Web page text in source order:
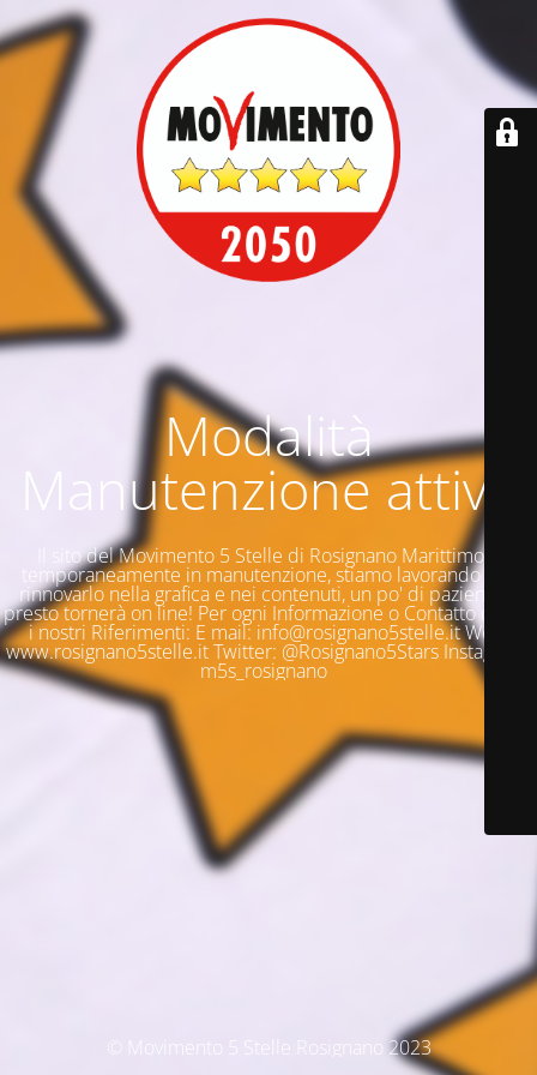
Modalità
Manutenzione attiva
Il sito del Movimento 5 Stelle di Rosignano Marittimo è
temporaneamente in manutenzione, stiamo lavorando per
rinnovarlo nella grafica e nei contenuti, un po' di pazienza e
presto tornerà on line! Per ogni Informazione o Contatto questi
i nostri Riferimenti: E mail: info@rosignano5stelle.it Web:
www.rosignano5stelle.it Twitter: @Rosignano5Stars Instagram:
m5s_rosignano
© Movimento 5 Stelle Rosignano 2023